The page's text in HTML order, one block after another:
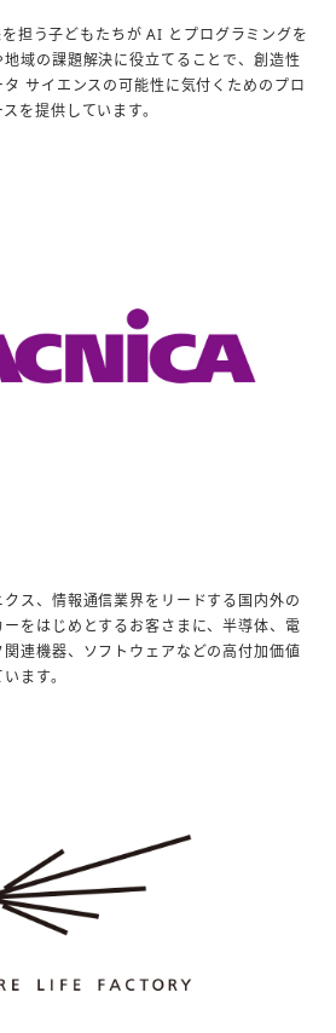
担う子どもたちが AI とプログラミングを
域の課題解決に役立てることで、創造性
サイエンスの可能性に気付くためのプロ
を提供しています。
ス、情報通信業界をリードする国内外の
をはじめとするお客さまに、半導体、電
連機器、ソフトウェアなどの高付加価値
ます。